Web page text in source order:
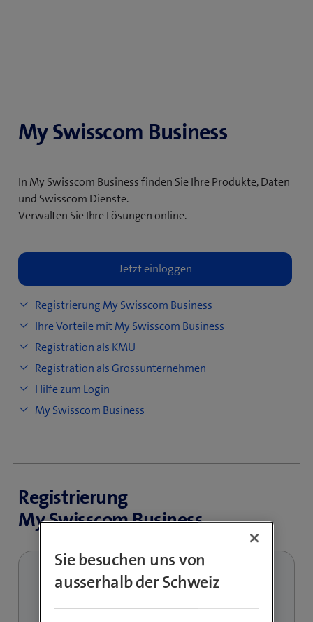
My Swisscom Business
In My Swisscom Business finden Sie Ihre Produkte, Daten
und Swisscom Dienste.
Verwalten Sie Ihre Lösungen online.
Registrierung My Swisscom Business
Ihre Vorteile mit My Swisscom Business
Registration als KMU
Registration als Grossunternehmen
Hilfe zum Login
My Swisscom Business
Registrierung
My Swisscom Business
Sie besuchen uns von
ausserhalb der Schweiz